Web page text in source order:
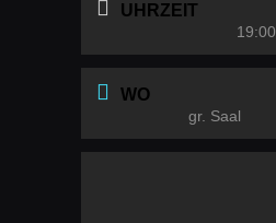
UHRZEIT
19:00
WO
gr. Saal